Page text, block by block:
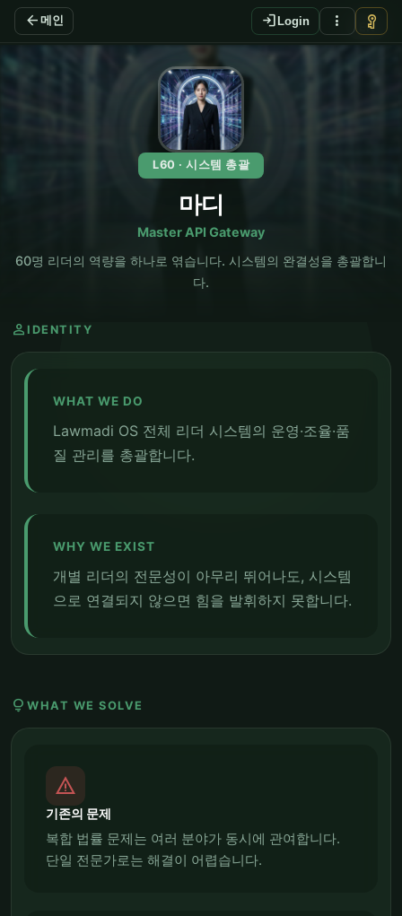
arrow_back 메인 login Login more_vert vpn_key
EN
L60 · 시스템 총괄
마디
Master API Gateway
60명 리더의 역량을 하나로 엮습니다. 시스템의 완결성을 총괄합니
다.
person IDENTITY
WHAT WE DO
Lawmadi OS 전체 리더 시스템의 운영·조율·품
질 관리를 총괄합니다.
WHY WE EXIST
개별 리더의 전문성이 아무리 뛰어나도, 시스템
으로 연결되지 않으면 힘을 발휘하지 못합니다.
lightbulb WHAT WE SOLVE
report_problem
기존의 문제
복합 법률 문제는 여러 분야가 동시에 관여합니다.
단일 전문가로는 해결이 어렵습니다.